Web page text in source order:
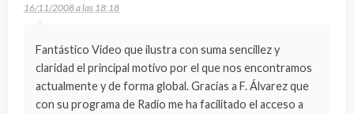
16/11/2008 a las 18:18
Fantástico Video que ilustra con suma sencillez y
claridad el principal motivo por el que nos encontramos
actualmente y de forma global. Gracias a F. Álvarez que
con su programa de Radio me ha facilitado el acceso a